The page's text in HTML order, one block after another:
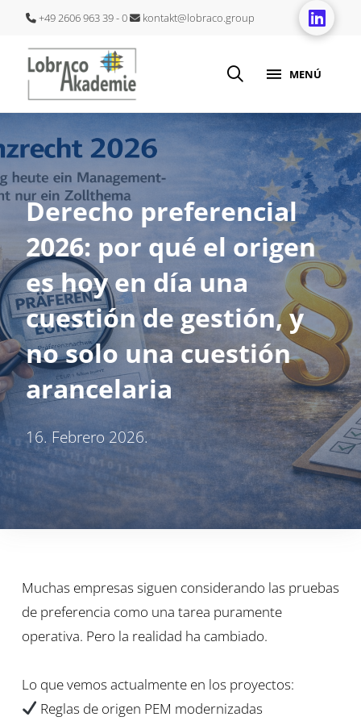
+49 2606 963 39 - 0 kontakt@lobraco.group
MENÚ
Derecho preferencial
2026: por qué el origen
es hoy en día una
cuestión de gestión, y
no solo una cuestión
arancelaria
16. Febrero 2026.
Muchas empresas siguen considerando las pruebas
de preferencia como una tarea puramente
operativa. Pero la realidad ha cambiado.
Lo que vemos actualmente en los proyectos:
Reglas de origen PEM modernizadas